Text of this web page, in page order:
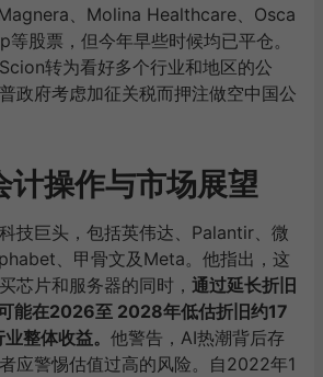
、Molina Healthcare、Osca
股票，但今年早些时候均已平仓。
转为看好多个行业和地区的公
政府考虑加征关税而押注做空中国公
计操作与市场展望
技巨头，包括英伟达、Palantir、微
、甲骨文及Meta。他指出，这
芯片和服务器的同时， 通过延长折旧
能在2026至 2028年低估折旧约17
整体收益。 他警告，AI热潮背后存
应警惕估值过高的风险。自2022年1